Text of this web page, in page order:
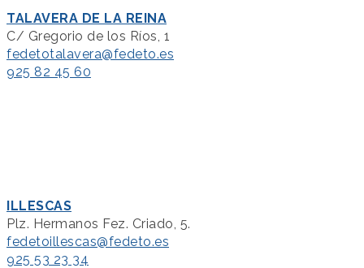
TALAVERA DE LA REINA
C/ Gregorio de los Ríos, 1
fedetotalavera@fedeto.es
925 82 45 60
ILLESCAS
Plz. Hermanos Fez. Criado, 5.
fedetoillescas@fedeto.es
925 53 23 34